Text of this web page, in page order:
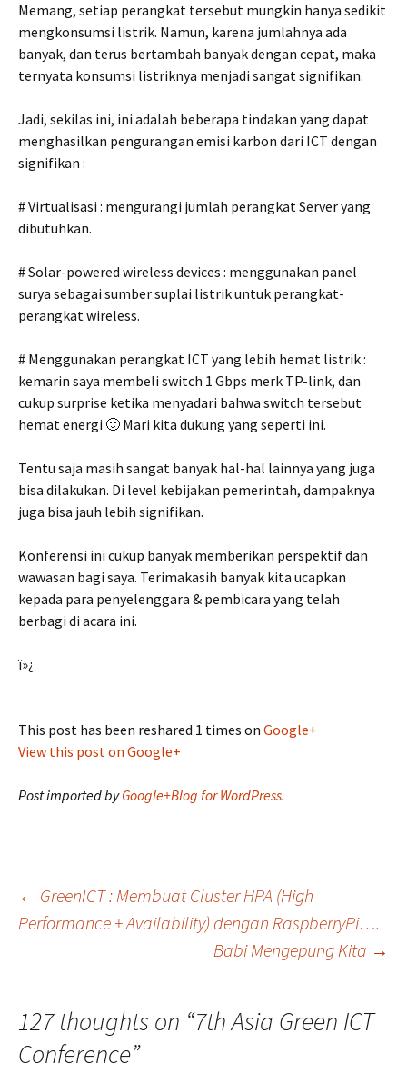
Memang, setiap perangkat tersebut mungkin hanya sedikit
mengkonsumsi listrik. Namun, karena jumlahnya ada
banyak, dan terus bertambah banyak dengan cepat, maka
ternyata konsumsi listriknya menjadi sangat signifikan.
Jadi, sekilas ini, ini adalah beberapa tindakan yang dapat
menghasilkan pengurangan emisi karbon dari ICT dengan
signifikan :
# Virtualisasi : mengurangi jumlah perangkat Server yang
dibutuhkan.
# Solar-powered wireless devices : menggunakan panel
surya sebagai sumber suplai listrik untuk perangkat-
perangkat wireless.
# Menggunakan perangkat ICT yang lebih hemat listrik :
kemarin saya membeli switch 1 Gbps merk TP-link, dan
cukup surprise ketika menyadari bahwa switch tersebut
hemat energi 🙂 Mari kita dukung yang seperti ini.
Tentu saja masih sangat banyak hal-hal lainnya yang juga
bisa dilakukan. Di level kebijakan pemerintah, dampaknya
juga bisa jauh lebih signifikan.
Konferensi ini cukup banyak memberikan perspektif dan
wawasan bagi saya. Terimakasih banyak kita ucapkan
kepada para penyelenggara & pembicara yang telah
berbagi di acara ini.
ï»¿
This post has been reshared 1 times on Google+
View this post on Google+
Post imported byGoogle+Blog for WordPress.
Post
navigation
← GreenICT : Membuat Cluster HPA (High
Performance + Availability) dengan RaspberryPi….
Babi Mengepung Kita →
127 thoughts on “7th Asia Green ICT
Conference”